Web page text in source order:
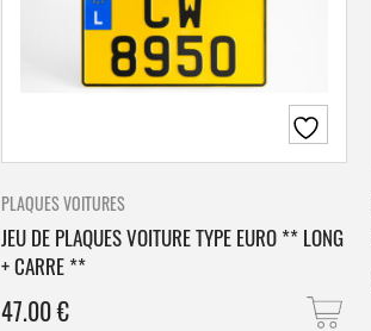
PLAQUES VOITURES
JEU DE PLAQUES VOITURE TYPE EURO ** LONG
+ CARRE **
47.00€